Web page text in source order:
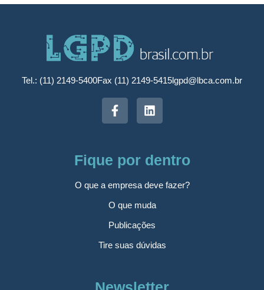
Tel.: (11) 2149-5400Fax (11) 2149-5415lgpd@lbca.com.br
Fique por dentro
O que a empresa deve fazer?
O que muda
Publicações
Tire suas dúvidas